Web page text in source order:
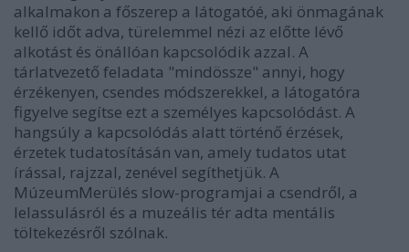
alkalmakon a főszerep a látogatóé, aki önmagának
kellő időt adva, türelemmel nézi az előtte lévő
alkotást és önállóan kapcsolódik azzal. A
tárlatvezető feladata "mindössze" annyi, hogy
érzékenyen, csendes módszerekkel, a látogatóra
figyelve segítse ezt a személyes kapcsolódást. A
hangsúly a kapcsolódás alatt történő érzések,
érzetek tudatosításán van, amely tudatos utat
írással, rajzzal, zenével segíthetjük. A
MúzeumMerülés slow-programjai a csendről, a
lelassulásról és a muzeális tér adta mentális
töltekezésről szólnak.